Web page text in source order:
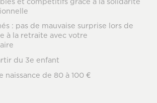
: pas de mauvaise surprise lors de
à la retraite avec votre
du 3e enfant
naissance de 80 à 100 €